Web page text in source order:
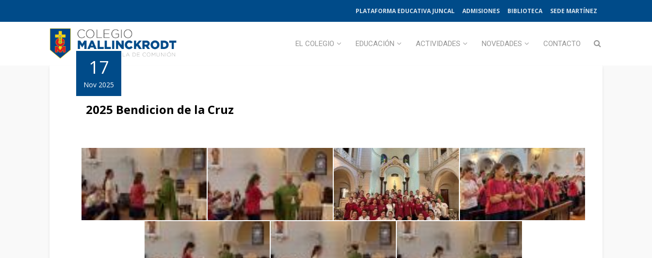
PLATAFORMA EDUCATIVA JUNCAL ADMISIONES BIBLIOTECA SEDE MARTÍNEZ
EL COLEGIO EDUCACIÓN ACTIVIDADES NOVEDADES CONTACTO
17
Nov 2025
2025 Bendicion de la Cruz